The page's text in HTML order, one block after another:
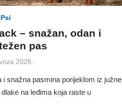
Psi
– snažan, odan i
pas
2026.
snažna pasmina porijeklom iz južne
na leđima koja raste u